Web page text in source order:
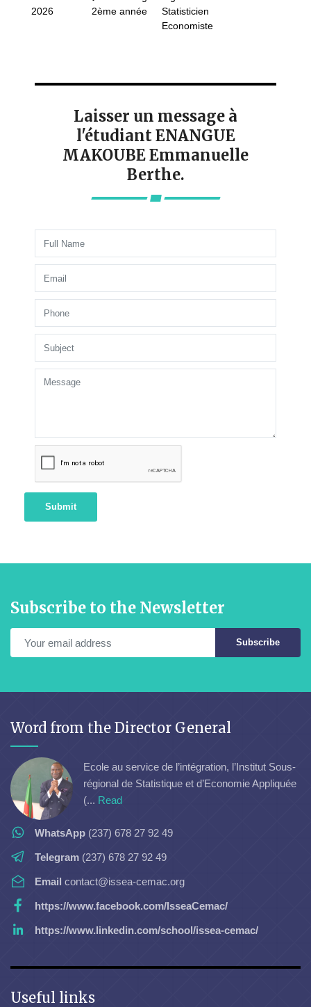
2026
2ème année
Statisticien
Economiste
Laisser un message à
l'étudiant ENANGUE
MAKOUBE Emmanuelle
Berthe.
Submit
Subscribe to the Newsletter
Subscribe
Word from the Director General
Ecole au service de l’intégration, l’Institut Sous-
régional de Statistique et d’Economie Appliquée
(... Read
WhatsApp (237) 678 27 92 49
Telegram (237) 678 27 92 49
Email contact@issea-cemac.org
https://www.facebook.com/IsseaCemac/
https://www.linkedin.com/school/issea-cemac/
Useful links